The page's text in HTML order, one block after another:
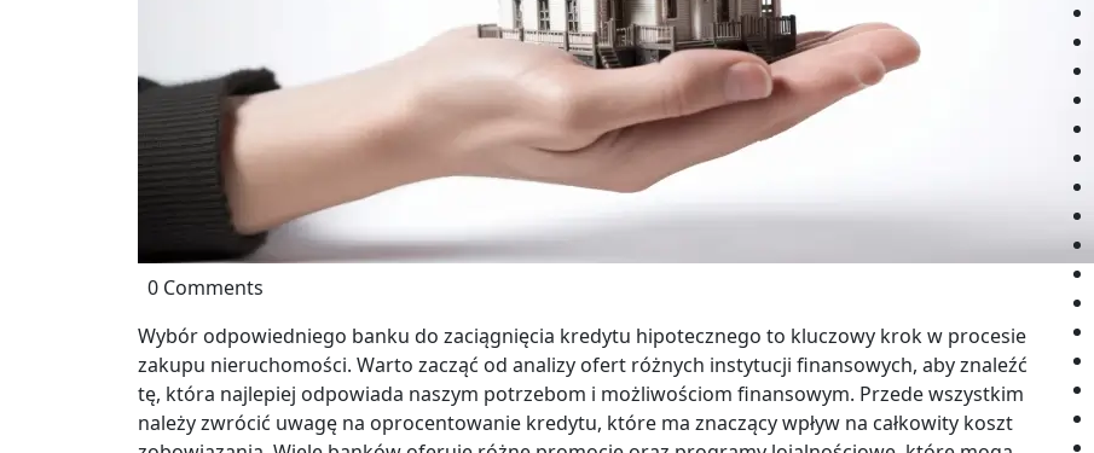
0 Comments
Wybór odpowiedniego banku do zaciągnięcia kredytu hipotecznego to kluczowy krok w procesie
zakupu nieruchomości. Warto zacząć od analizy ofert różnych instytucji finansowych, aby znaleźć
tę, która najlepiej odpowiada naszym potrzebom i możliwościom finansowym. Przede wszystkim
należy zwrócić uwagę na oprocentowanie kredytu, które ma znaczący wpływ na całkowity koszt